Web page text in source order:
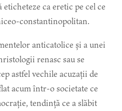
eticheteze ca eretic pe cel ce
constantinopolitan.
anticatolice și a unei
renasc sau se
astfel vechile acuzații de
acum într-o societate ce
tendință ce a slăbit